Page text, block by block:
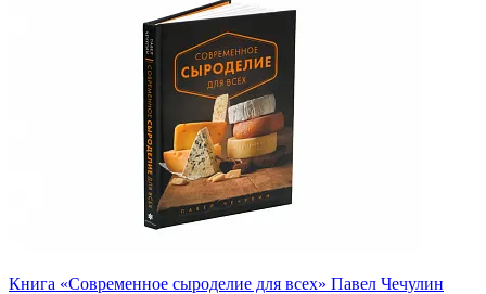
Книга «Современное сыроделие для всех» Павел Чечулин